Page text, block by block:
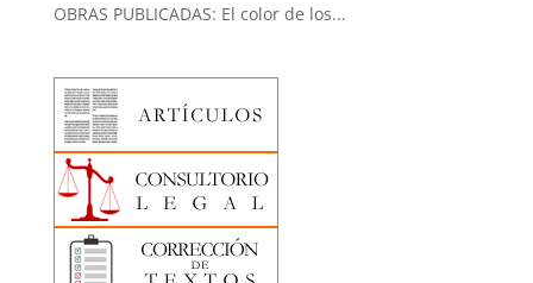
OBRAS PUBLICADAS: El color de los...